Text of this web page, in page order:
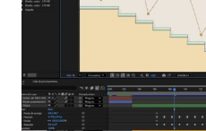
–
CARLOS